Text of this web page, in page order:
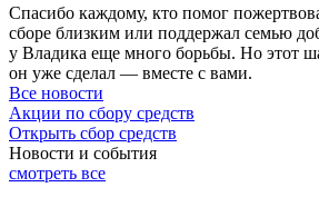
Спасибо каждому, кто помог
сборе близким или поддержал семью
у Владика еще много борьбы. Но этот
он уже сделал — вместе с вами.
Все новости
Акции по сбору средств
Открыть сбор средств
Новости и события
смотреть все